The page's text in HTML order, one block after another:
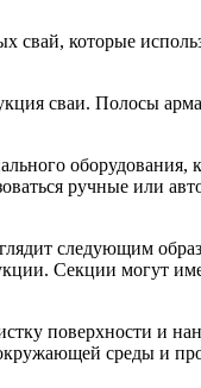
свай, которые
сваи. Полосы
оборудования,
ручные или
следующим
Секции могут
поверхности и
среды и